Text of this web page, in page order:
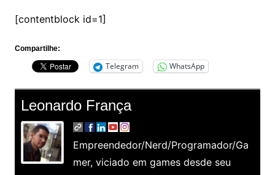
[contentblock id=1]
Compartilhe:
Telegram WhatsApp
Leonardo França
Empreendedor/Nerd/Programador/Ga
mer, viciado em games desde seu